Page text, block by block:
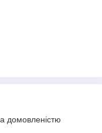
домовленістю